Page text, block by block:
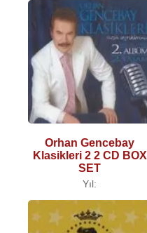
Orhan Gencebay
Klasikleri 2 2 CD BOX
SET
Yıl: